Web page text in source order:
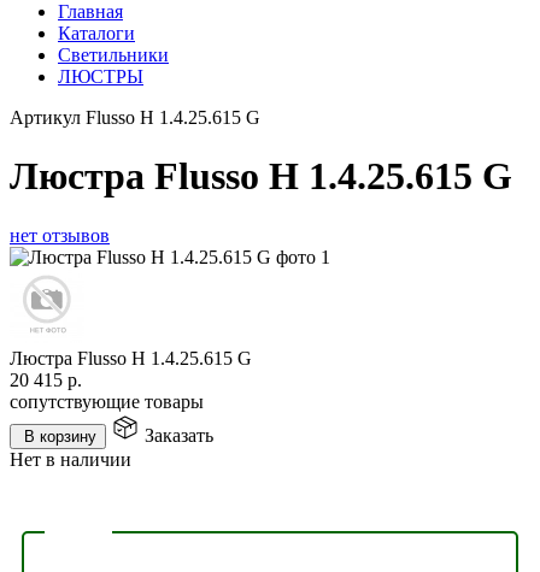
Главная
Каталоги
Светильники
ЛЮСТРЫ
Артикул Flusso H 1.4.25.615 G
Люстра Flusso H 1.4.25.615 G
нет отзывов
Люстра Flusso H 1.4.25.615 G
20 415 р.
сопутствующие товары
В корзину
Заказать
Нет в наличии